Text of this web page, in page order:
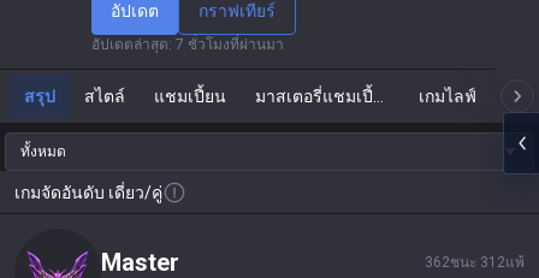
อัปเดต กราฟเทียร์
อัปเดตล่าสุด: 7 ชั่วโมงที่ผ่านมา
สรุป สไตล์ แชมเปี้ยน เกมไลฟ์
ทั้งหมด
เกมจัดอันดับ เดี่ยว/คู่
master 362ชนะ 312แพ้